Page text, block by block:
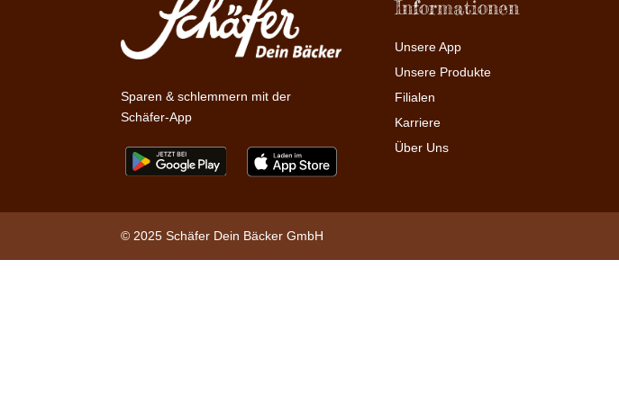
Sparen & schlemmern mit der
Schäfer-App
Informationen
Unsere App
Unsere Produkte
Filialen
Karriere
Über Uns
© 2025 Schäfer Dein Bäcker GmbH